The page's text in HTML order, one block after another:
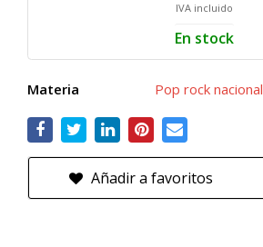
IVA incluido
En stock
Materia Pop rock nacional
Añadir a favoritos